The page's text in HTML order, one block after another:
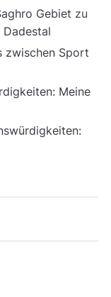
Gebiet zu
zwischen Sport
Meine